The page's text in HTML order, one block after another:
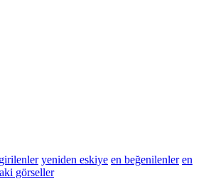
yeniden eskiye en beğenilenler en
görseller